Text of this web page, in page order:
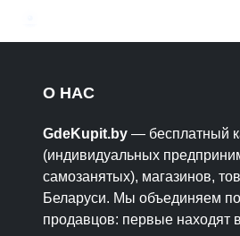
О НАС
GdeKupit.by — бесплатный
(индивидуальных
самозанятых), магазинов,
Беларуси. Мы объединяем
продавцов: первые находят